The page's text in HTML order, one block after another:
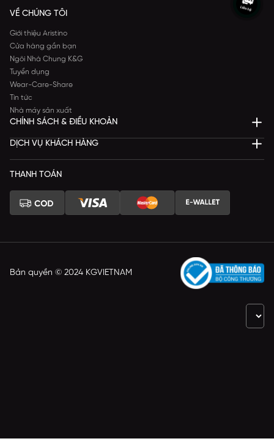
VỀ CHÚNG TÔI
Giới thiệu Aristino
Cửa hàng gần bạn
Ngôi Nhà Chung K&G
Tuyển dụng
Wear-Care-Share
Tin tức
Nhà máy sản xuất
CHÍNH SÁCH & ĐIỀU KHOẢN
DỊCH VỤ KHÁCH HÀNG
THANH TOÁN
Bản quyền © 2024 KGVIETNAM